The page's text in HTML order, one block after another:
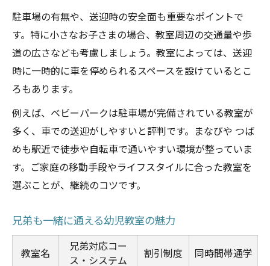
駐車場の有無や、送迎時の安全面も重要なポイントで
す。特に小さなお子さまの場合、教室周辺の交通量や歩
道の広さなども考慮しましょう。教室によっては、送迎
時に一時的に車を停められるスペースを設けているとこ
ろもあります。
例えば、ベビーパークは駐車場が完備されている教室が
多く、車での送迎がしやすいと評判です。まなびや つば
めも駅近で徒歩や自転車で通いやすい環境が整っていま
す。ご家庭の移動手段やライフスタイルに合った教室を
選ぶことが、継続のコツです。
兄弟も一緒に通える幼児教室の魅力
教室名
兄弟対応コー
ス・システム
割引制度
同時間帯通学